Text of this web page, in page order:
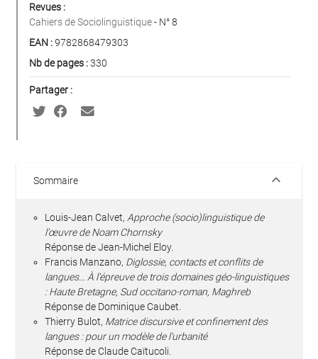
Revues :
Cahiers de Sociolinguistique- N° 8
EAN :9782868479303
Nb de pages :330
Partager :
Sommaire keyboard_arrow_down
Louis-Jean Calvet, Approche (socio)linguistique de
l'œuvre de Noam Chornsky
Réponse de Jean-Michel Eloy.
Francis Manzano, Diglossie, contacts et conflits de
langues… À l'épreuve de trois domaines géo-linguistiques
: Haute Bretagne, Sud occitano-roman, Maghreb
Réponse de Dominique Caubet.
Thierry Bulot, Matrice discursive et confinement des
langues : pour un modèle de l'urbanité
Réponse de Claude Caïtucoli.